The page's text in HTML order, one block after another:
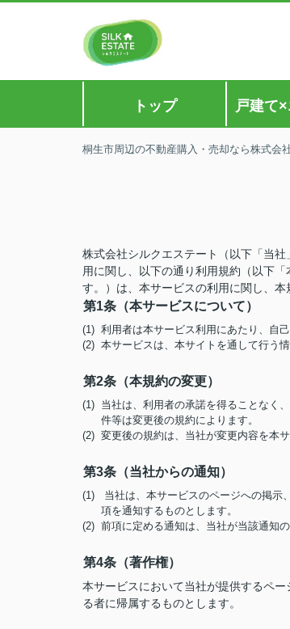
トップ 戸建て
桐生市周辺の不動産購入・売却なら株式会
株式会社シルクエステート（以下「当
用に関し、以下の通り利用規約（以下
す。）は、本サービスの利用に関し、
第1条（本サービスについて）
(1) 利用者は本サービス利用にあたり、自
(2) 本サービスは、本サイトを通して行う
第2条（本規約の変更）
(1) 当社は、利用者の承諾を得ることなく
件等は変更後の規約によります。
(2) 変更後の規約は、当社が変更内容を本
第3条（当社からの通知）
(1) 当社は、本サービスのページへの掲示
項を通知するものとします。
(2) 前項に定める通知は、当社が当該通知
第4条（著作権）
本サービスにおいて当社が提供するペ
る者に帰属するものとします。